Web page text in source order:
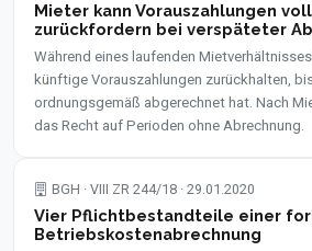
Mieter kann Vorauszahlungen
zurückfordern bei verspäteter
Während eines laufenden
künftige Vorauszahlungen zurückhalten,
ordnungsgemäß abgerechnet hat. Nach
das Recht auf Perioden ohne Abrechnung.
BGH · VIII ZR 244/18 · 29.01.2020
Vier Pflichtbestandteile einer
Betriebskostenabrechnung